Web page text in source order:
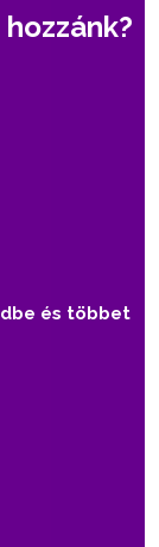
és többet